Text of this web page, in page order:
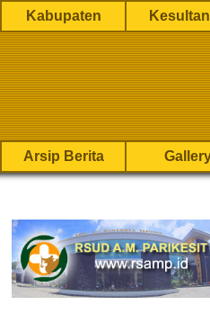
Kabupaten
Arsip Berita